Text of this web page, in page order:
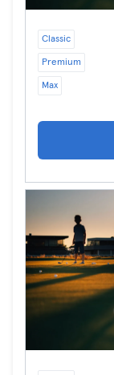
Classic
Premium
Max